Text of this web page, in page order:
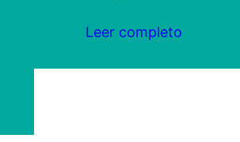
Leer completo